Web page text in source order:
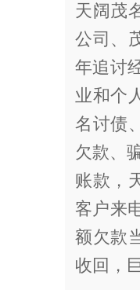
天阔茂
公司、
年追讨
业和个
名讨债
欠款、
账款，
客户来
额欠款
收回，